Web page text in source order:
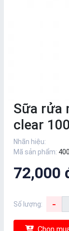
Sữa rửa
clear
Nhãn hiệu:
Mã sản phẩm:
72,000
Số lượng: -
Chọn